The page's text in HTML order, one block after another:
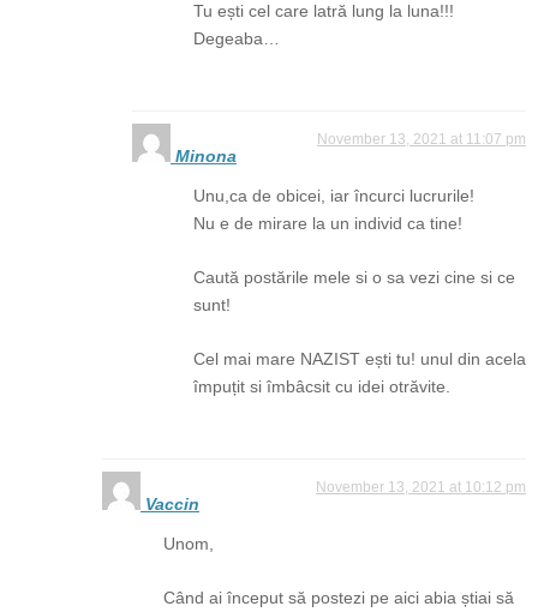
Tu ești cel care latră lung la luna!!!
Degeaba…
Minona
November 13, 2021 at 11:07 pm
Unu,ca de obicei, iar încurci lucrurile!
Nu e de mirare la un individ ca tine!
Caută postările mele si o sa vezi cine si ce
sunt!
Cel mai mare NAZIST ești tu! unul din acela
împuțit si îmbâcsit cu idei otrăvite.
Vaccin
November 13, 2021 at 10:12 pm
Unom,
Când ai început să postezi pe aici abia știai să